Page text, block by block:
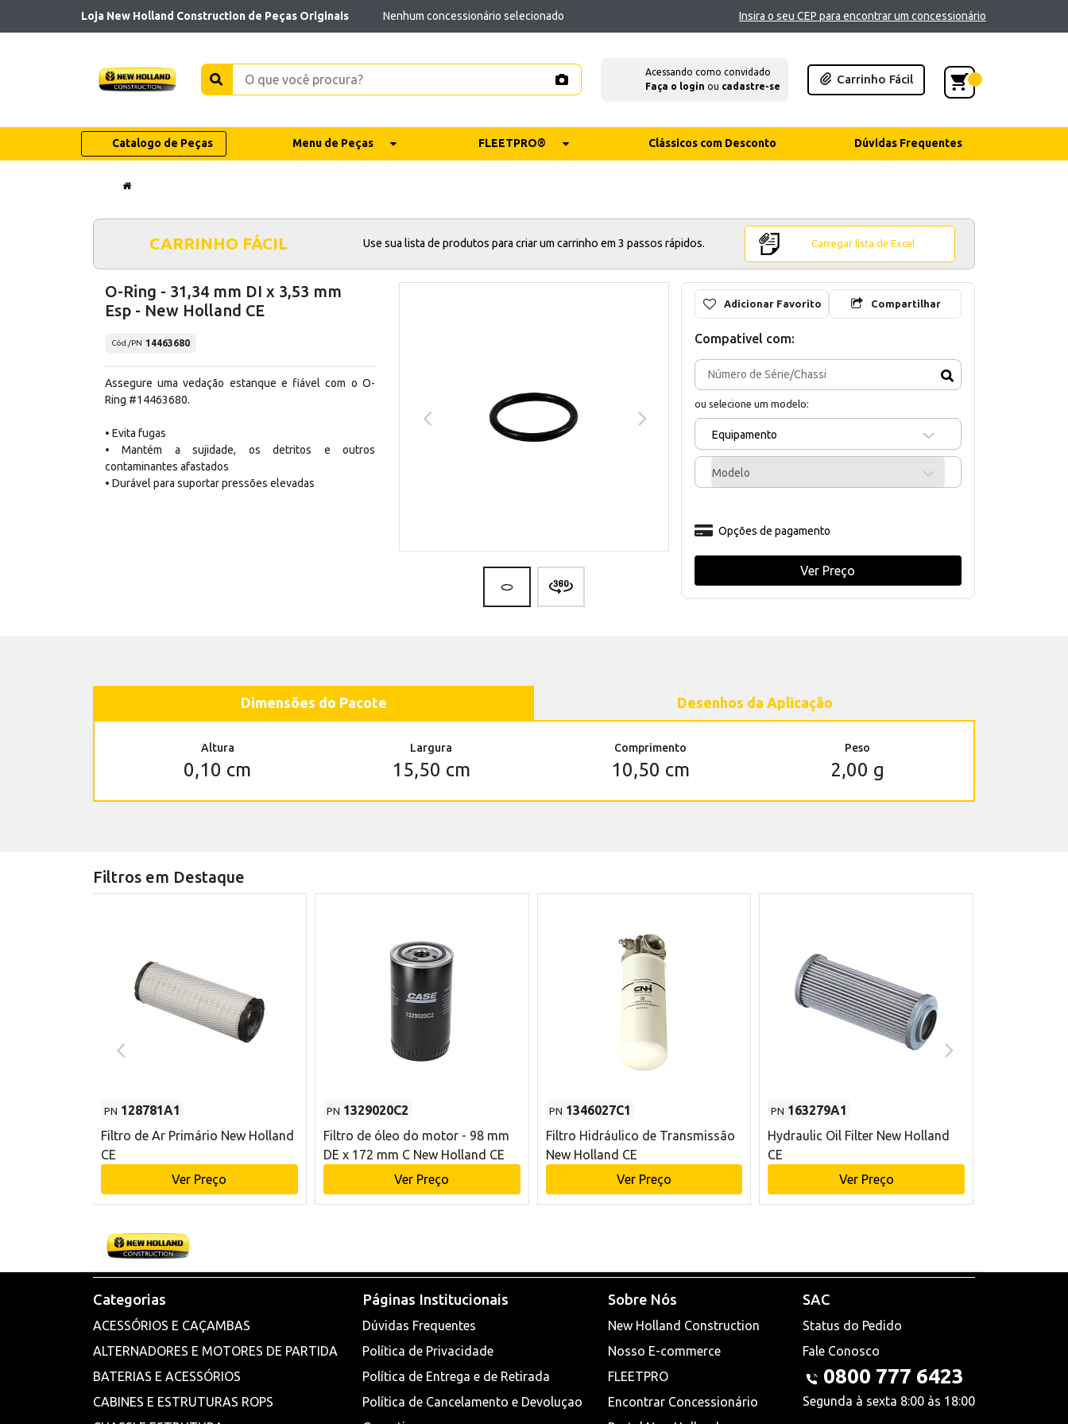
Loja New Holland Construction de Peças Originais Nenhum concessionário selecionado Insira o seu CEP para encontrar um concessionário
Acessando como convidado
Faça o login ou cadastre-se
Carrinho Fácil
Catalogo de Peças Menu de Peças FLEETPRO® Clássicos com Desconto Dúvidas Frequentes
CARRINHO FÁCIL Use sua lista de produtos para criar um carrinho em 3 passos rápidos. Carregar lista de Excel
O-Ring - 31,34 mm DI x 3,53 mm
Esp - New Holland CE
Cód./PN 14463680
Assegure uma vedação estanque e fiável com o O-
Ring #14463680.
• Evita fugas
• Mantém a sujidade, os detritos e outros
contaminantes afastados
• Durável para suportar pressões elevadas
Adicionar Favorito Compartilhar
Compativel com:
ou selecione um modelo:
Equipamento
Modelo
Opções de pagamento
Ver Preço
Dimensões do Pacote Desenhos da Aplicação
Altura
0,10 cm
Largura
15,50 cm
Comprimento
10,50 cm
Peso
2,00 g
Filtros em Destaque
PN 128781A1
Filtro de Ar Primário New Holland
CE
Ver Preço
PN 1329020C2
Filtro de óleo do motor - 98 mm
DE x 172 mm C New Holland CE
Ver Preço
PN 1346027C1
Filtro Hidráulico de Transmissão
New Holland CE
Ver Preço
PN 163279A1
Hydraulic Oil Filter New Holland
CE
Ver Preço
Categorias
ACESSÓRIOS E CAÇAMBAS
ALTERNADORES E MOTORES DE PARTIDA
BATERIAS E ACESSÓRIOS
CABINES E ESTRUTURAS ROPS
Páginas Institucionais
Dúvidas Frequentes
Política de Privacidade
Política de Entrega e de Retirada
Política de Cancelamento e Devoluçao
Sobre Nós
New Holland Construction
Nosso E-commerce
FLEETPRO
Encontrar Concessionário
SAC
Status do Pedido
Fale Conosco
0800 777 6423
Segunda à sexta 8:00 às 18:00